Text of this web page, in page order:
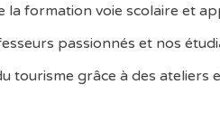
la formation voie scolaire et
passionnés et nos
tourisme grâce à des